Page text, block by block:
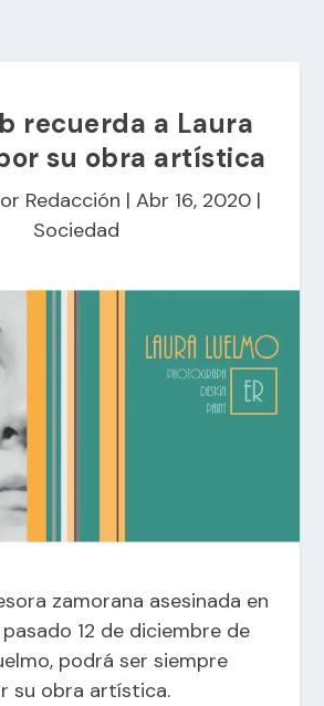
recuerda a Laura
su obra artística
Redacción | Abr 16, 2020|
Sociedad
zamorana asesinada en
12 de diciembre de
podrá ser siempre
su obra artística.